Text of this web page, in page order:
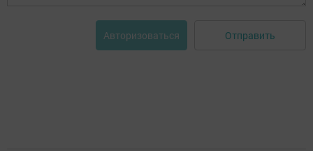
Авторизоваться Отправить